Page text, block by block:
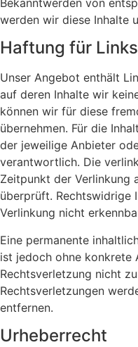
werden wir diese Inhalte
Haftung für Links
Unser Angebot enthält
auf deren Inhalte wir
können wir für diese
übernehmen. Für die
der jeweilige Anbieter
verantwortlich. Die
Zeitpunkt der Verlinkung
überprüft. Rechtswidrige
Verlinkung nicht
Eine permanente
ist jedoch ohne konkrete
Rechtsverletzung nicht
Rechtsverletzungen
entfernen.
Urheberrecht